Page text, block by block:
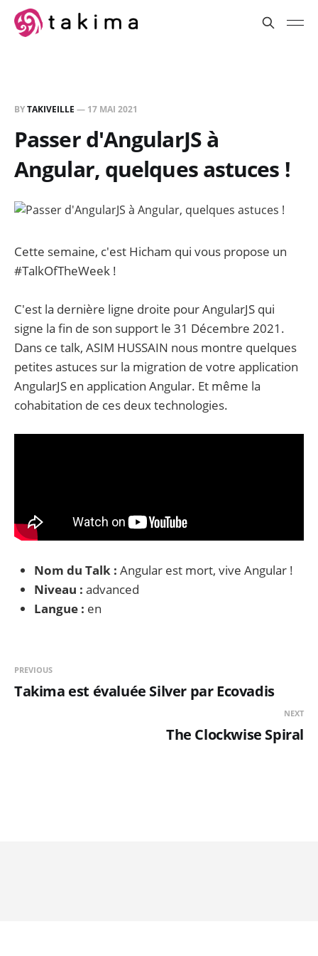
BYTAKIVEILLE — 17 MAI 2021
Passer d'AngularJS à
Angular, quelques astuces !
Cette semaine, c'est Hicham qui vous propose un
#TalkOfTheWeek !
C'est la dernière ligne droite pour AngularJS qui
signe la fin de son support le 31 Décembre 2021.
Dans ce talk, ASIM HUSSAIN nous montre quelques
petites astuces sur la migration de votre application
AngularJS en application Angular. Et même la
cohabitation de ces deux technologies.
Nom du Talk : Angular est mort, vive Angular !
Niveau : advanced
Langue : en
PREVIOUS
Takima est évaluée Silver par Ecovadis
NEXT
The Clockwise Spiral